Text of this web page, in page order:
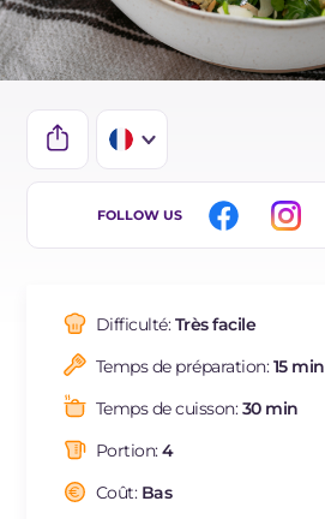
IT
DE
BR
NL
FOLLOW US
Difficulté:Très facile
Temps de préparation:15 min
Temps de cuisson:30 min
Portion:4
Coût: Bas